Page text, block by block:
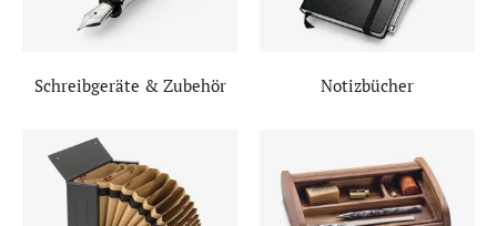
Schreibgeräte & Zubehör Notizbücher